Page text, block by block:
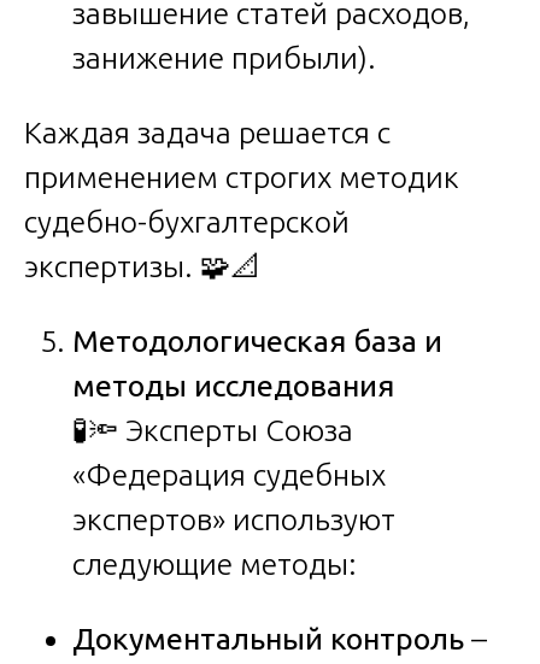
завышение статей расходов,
занижение прибыли).
Каждая задача решается с
применением строгих методик
судебно-бухгалтерской
экспертизы. 🧩📐
Методологическая база и
методы исследования
🧪🔦 Эксперты Союза
«Федерация судебных
экспертов» используют
следующие методы:
Документальный контроль –